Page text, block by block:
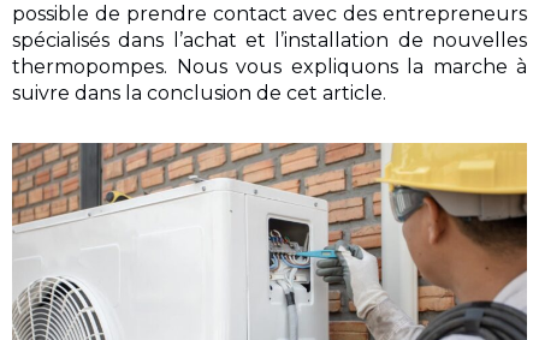
possible de prendre contact avec des entrepreneurs
spécialisés dans l’achat et l’installation de nouvelles
thermopompes. Nous vous expliquons la marche à
suivre dans la conclusion de cet article.